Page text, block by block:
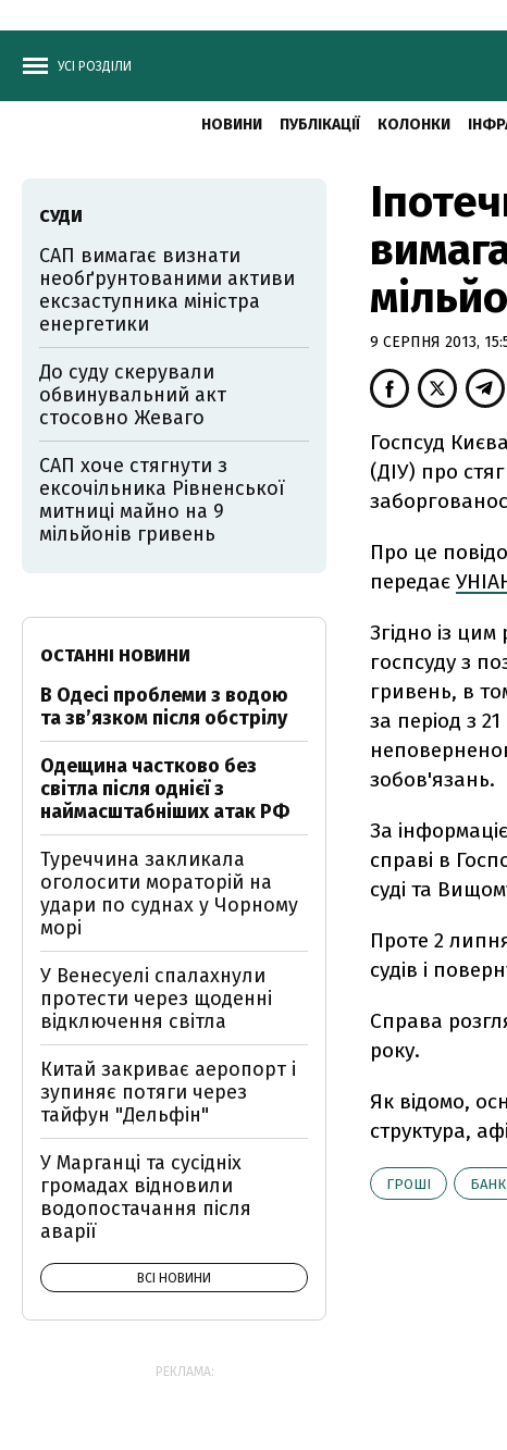
УСІ РОЗДІЛИ
НОВИНИ ПУБЛІКАЦІЇ КОЛОНКИ
9 СЕРПНЯ 2013,
Госпсуд
(ДІУ) про
Про це
передає
Згідно із
госпсуду з
гривень, в
за період з
зобов'язань.
За
справі в
суді та
Проте 2
судів і
Справа
року.
Як відомо,
структура,
ГРОШІ
СУДИ
САП вимагає визнати
необґрунтованими активи
ексзаступника міністра
енергетики
До суду скерували
обвинувальний акт
стосовно Жеваго
САП хоче стягнути з
ексочільника Рівненської
митниці майно на 9
мільйонів гривень
ОСТАННІ НОВИНИ
В Одесі проблеми з водою
та звʼязком після обстрілу
Одещина частково без
світла після однієї з
наймасштабніших атак РФ
Туреччина закликала
оголосити мораторій на
удари по суднах у Чорному
морі
У Венесуелі спалахнули
протести через щоденні
відключення світла
Китай закриває аеропорт і
зупиняє потяги через
тайфун "Дельфін"
У Марганці та сусідніх
громадах відновили
водопостачання після
аварії
ВСІ НОВИНИ
РЕКЛАМА: